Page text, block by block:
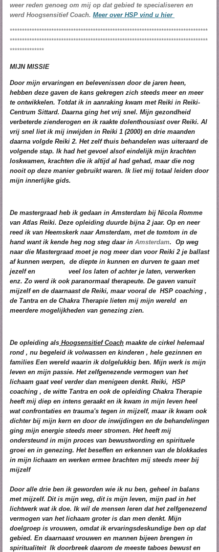
weer reden genoeg om mij op dat gebied te specialiseren en
werd Hoogsensitief Coach. Meer over HSP vind u hier
*********************************************************************************
*********************************************************************************
**************
MIJN MISSIE
Door mijn ervaringen en belevenissen door de jaren heen,
hebben deze gaven de kans gekregen zich steeds meer en meer
te ontwikkelen. Totdat ik in aanraking kwam met Reiki in Reiki-
Centrum Sittard. Daarna ging het vrij snel. Mijn gezondheid
verbeterde zienderogen en ik raakte dolenthousiast over Reiki. Al
vrij snel liet ik mij inwijden in Reiki 1 (2000) en drie maanden
daarna volgde Reiki 2. Het zelf thuis behandelen was uiteraard de
volgende stap. Ik had het gevoel alsof eindelijk mijn krachten
loskwamen, krachten die ik altijd al had gehad, maar die nog
nooit op deze manier gebruikt waren. Ik liet mij totaal leiden door
mijn innerlijke gids.
De mastergraad heb ik gedaan in Amsterdam bij Nicola Romme
van Atlas Reiki. Deze opleiding duurde bijna 2 jaar. Op en neer
reed ik van Heemskerk naar Amsterdam, met de tomtom in de
hand want ik kende heg nog steg daar in Amsterdam. Op weg
naar die Mastergraad moet je nog meer dan voor Reiki 2 je ballast
af kunnen werpen, de diepte in kunnen en durven te gaan met
jezelf en veel los laten of achter je laten, verwerken
enz. Zo werd ik ook paranormaal therapeute. De gaven vanuit
mijzelf en de daarnaast de Reiki, maar vooral de HSP coaching ,
de Tantra en de Chakra Therapie lieten mij mijn wereld en
meerdere mogelijkheden van genezing zien.
De opleiding als Hoogsensitief Coach maakte de cirkel helemaal
rond , nu begeleid ik volwassen en kinderen , hele gezinnen en
families Een wereld waarin ik dolgelukkig ben. Mijn werk is mijn
leven en mijn passie. Het zelfgenezende vermogen van het
lichaam gaat veel verder dan menigeen denkt. Reiki, HSP
coaching , de witte Tantra en ook de opleiding Chakra Therapie
heeft mij diep en intens geraakt en ik kwam in mijn leven heel
wat confrontaties en trauma's tegen in mijzelf, maar ik kwam ook
dichter bij mijn kern en door de inwijdingen en de behandelingen
ging mijn energie steeds meer stromen. Het heeft mij
ondersteund in mijn proces van bewustwording en spirituele
groei en in genezing. Het beseffen en erkennen van de blokkades
in mijn lichaam en werken ermee brachten mij steeds meer bij
mijzelf
Door alle drie ben ik geworden wie ik nu ben, geheel in balans
met mijzelf. Dit is mijn weg, dit is mijn leven, mijn pad in het
lichtwerk wat ik doe. Ik wil de mensen leren dat het zelfgenezend
vermogen van het lichaam groter is dan men denkt. Mijn
doelgroep is vrouwen, omdat ik ervaringsdeskundige ben op dat
gebied. En daarnaast vrouwen en mannen bijeen brengen in
spiritualiteit Ik doorbreek daarom de meeste taboes bewust en